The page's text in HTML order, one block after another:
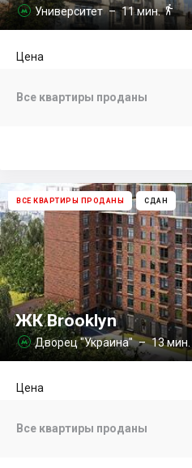
 Университет– 11 мин.
Цена
Все квартиры проданы
ВСЕ КВАРТИРЫ ПРОДАНЫ СДАН
ЖК Brooklyn
 Дворец "Украина"– 13 мин.
Цена
Все квартиры проданы